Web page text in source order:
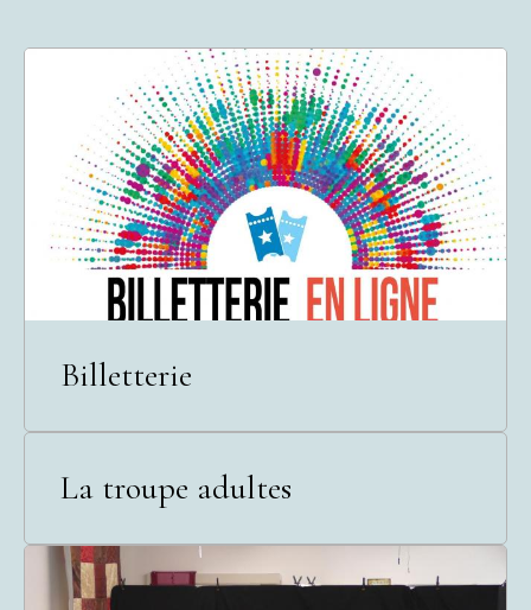
Billetterie
La troupe adultes